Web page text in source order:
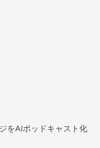
をAIポッドキャスト化